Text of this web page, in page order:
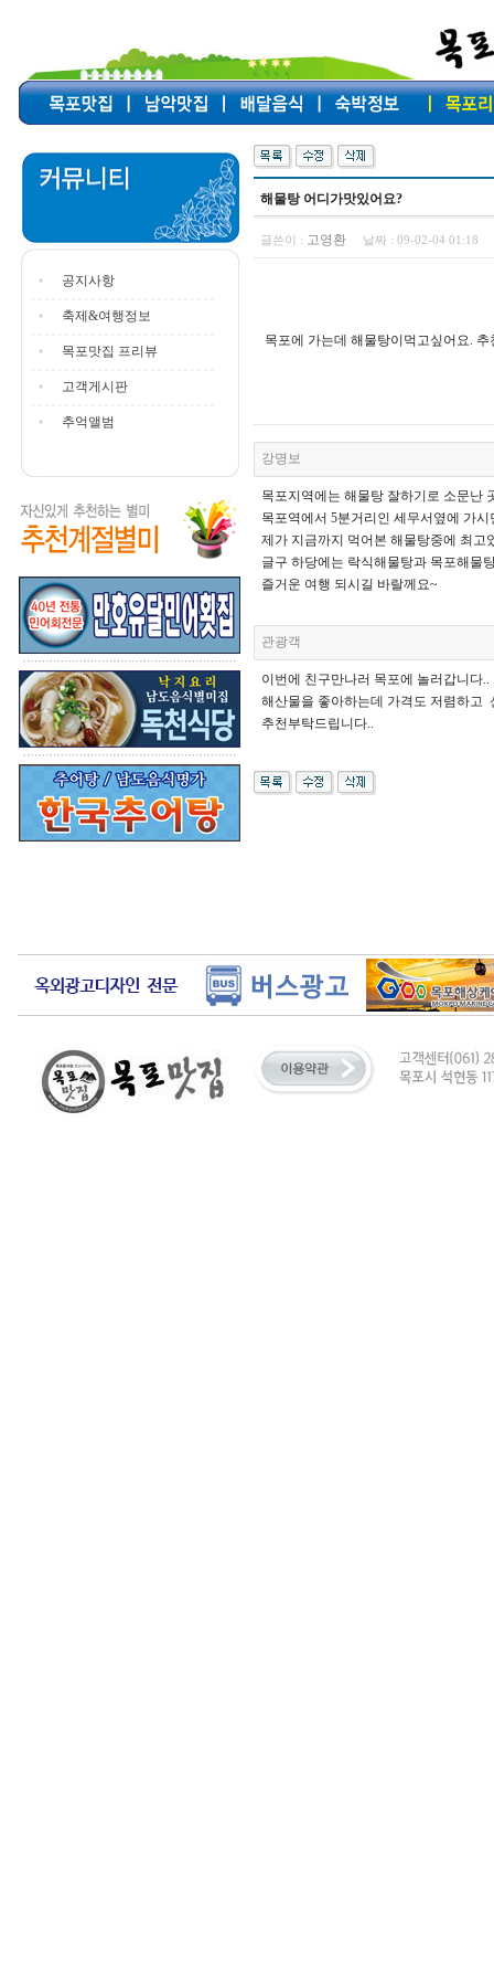
공지사항
축제&여행정보
목포맛집 프리뷰
고객게시판
추억앨범
해물탕 어디가맛있어요?
글쓴이 : 고영환 날짜 : 09-02-04 01:18
목포에 가는데 해물탕이먹고싶어요. 추
강명보
목포지역에는 해물탕 잘하기로 소문난
목포역에서 5분거리인 세무서옆에 가
제가 지금까지 먹어본 해물탕중에 최고
글구 하당에는 락식해물탕과 목포해물
즐거운 여행 되시길 바랄께요~
관광객
이번에 친구만나러 목포에 놀러갑니다..
해산물을 좋아하는데 가격도 저렴하고
추천부탁드립니다..